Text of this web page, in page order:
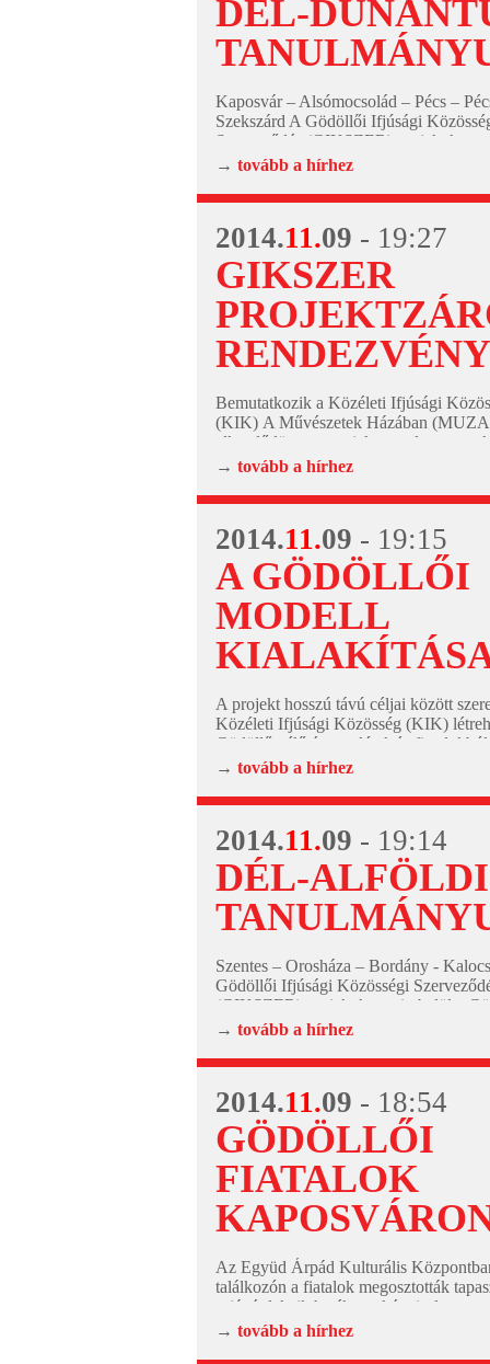
DÉL-
Kaposvár – Alsómocsolád – Pécs –
Szekszárd A Gödöllői Ifjúsági
Szerveződés (GIKSZER) projekt
újabb közös tanulmányutakon vettek
→ tovább a hírhez
2014.11.09 - 19:27
GIKSZER
RENDEZVÉNY
Bemutatkozik a Közéleti Ifjúsági
(KIK) A Művészetek Házában
elkezdődött egy projekt, amely most,
záródott le egy konferencia alkalmával.
→ tovább a hírhez
2014.11.09 - 19:15
A GÖDÖLLŐI
MODELL
A projekt hosszú távú céljai között
Közéleti Ifjúsági Közösség (KIK)
Gödöllőn élő és tanuló aktív
ifjúsági szerveződés. A KIK...
→ tovább a hírhez
2014.11.09 - 19:14
DÉL-ALFÖLDI
Szentes – Orosháza – Bordány -
Gödöllői Ifjúsági Közösségi
(GIKSZER) projekt keretein belül a
illetve tanuló fiatalok és a velük
→ tovább a hírhez
2014.11.09 - 18:54
GÖDÖLLŐI
FIATALOK
Az Együd Árpád Kulturális
találkozón a fiatalok megosztották
saját érdekeik hatékony képviselete,
zökkenőmentes lebonyolítása, valamint
→ tovább a hírhez